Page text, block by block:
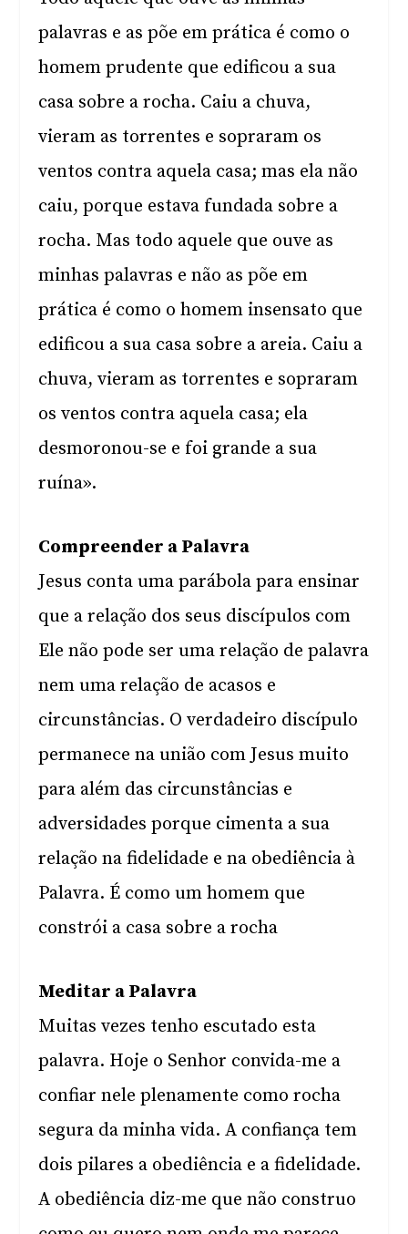
palavras e as põe em prática é como o
homem prudente que edificou a sua
casa sobre a rocha. Caiu a chuva,
vieram as torrentes e sopraram os
ventos contra aquela casa; mas ela não
caiu, porque estava fundada sobre a
rocha. Mas todo aquele que ouve as
minhas palavras e não as põe em
prática é como o homem insensato que
edificou a sua casa sobre a areia. Caiu a
chuva, vieram as torrentes e sopraram
os ventos contra aquela casa; ela
desmoronou-se e foi grande a sua
ruína».
Compreender a Palavra
Jesus conta uma parábola para ensinar
que a relação dos seus discípulos com
Ele não pode ser uma relação de palavra
nem uma relação de acasos e
circunstâncias. O verdadeiro discípulo
permanece na união com Jesus muito
para além das circunstâncias e
adversidades porque cimenta a sua
relação na fidelidade e na obediência à
Palavra. É como um homem que
constrói a casa sobre a rocha
Meditar a Palavra
Muitas vezes tenho escutado esta
palavra. Hoje o Senhor convida-me a
confiar nele plenamente como rocha
segura da minha vida. A confiança tem
dois pilares a obediência e a fidelidade.
A obediência diz-me que não construo